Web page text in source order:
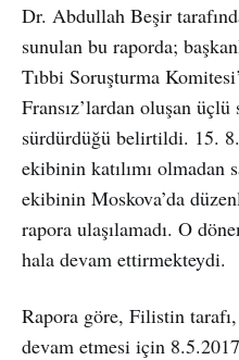
Dr. Abdullah Beşir
sunulan bu raporda;
Tıbbi Soruşturma
Fransız’lardan oluşan
sürdürdüğü belirtildi. 15.
ekibinin katılımı olmadan
ekibinin Moskova’da
rapora ulaşılamadı. O
hala devam ettirmekteydi.
Rapora göre, Filistin
devam etmesi için